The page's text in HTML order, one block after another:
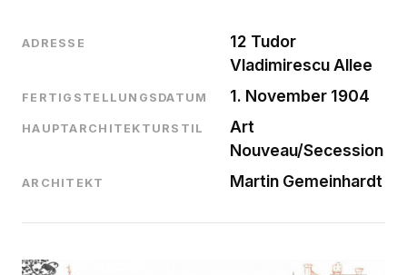
ADRESSE
12 Tudor
Vladimirescu Allee
FERTIGSTELLUNGSDATUM 1. November 1904
HAUPTARCHITEKTURSTIL
Art
Nouveau/Secession
ARCHITEKT Martin Gemeinhardt